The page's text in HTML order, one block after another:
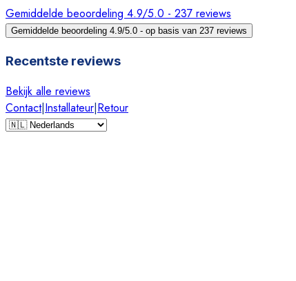
Gemiddelde beoordeling 4.9/5.0 - 237 reviews
Gemiddelde beoordeling 4.9/5.0 - op basis van 237 reviews
Recentste reviews
Bekijk alle reviews
Contact|Installateur|Retour